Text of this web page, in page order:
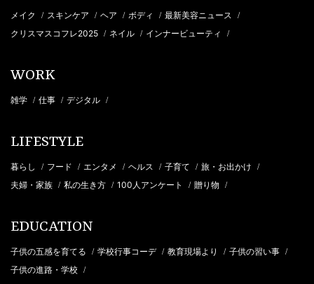
メイク / スキンケア / ヘア / ボディ / 最新美容ニュース /
クリスマスコフレ2025 / ネイル / インナービューティ /
WORK
雑学 / 仕事 / デジタル /
LIFESTYLE
暮らし / フード / エンタメ / ヘルス / 子育て / 旅・お出かけ /
夫婦・家族 / 私の生き方 / 100人アンケート / 贈り物 /
EDUCATION
子供の五感を育てる / 学校行事コーデ / 教育現場より / 子供の習い事 /
子供の進路・学校 /